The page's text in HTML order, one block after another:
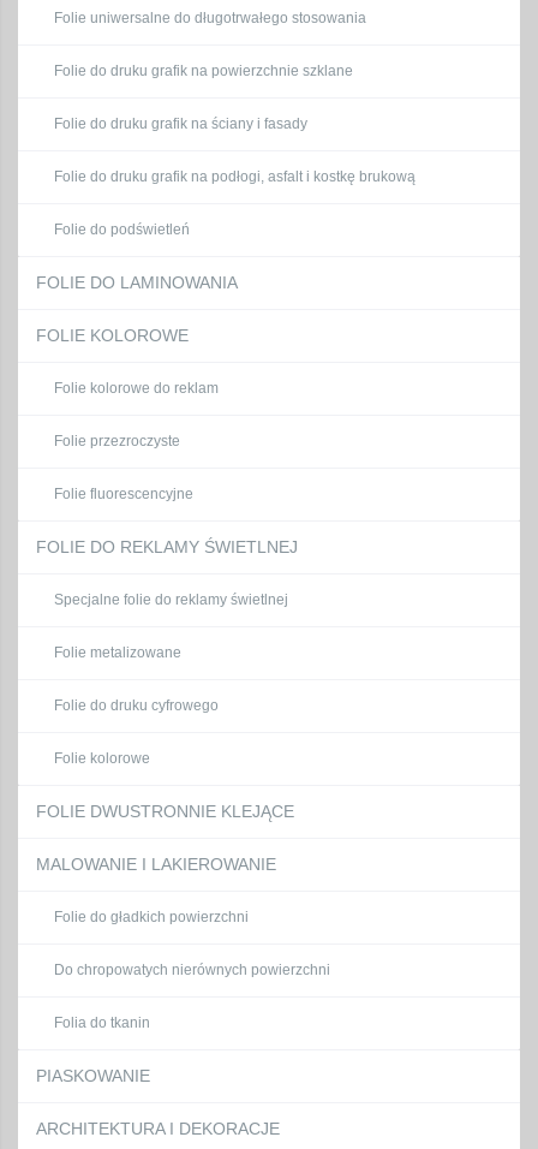
Folie uniwersalne do długotrwałego stosowania
Folie do druku grafik na powierzchnie szklane
Folie do druku grafik na ściany i fasady
Folie do druku grafik na podłogi, asfalt i kostkę brukową
Folie do podświetleń
FOLIE DO LAMINOWANIA
FOLIE KOLOROWE
Folie kolorowe do reklam
Folie przezroczyste
Folie fluorescencyjne
FOLIE DO REKLAMY ŚWIETLNEJ
Specjalne folie do reklamy świetlnej
Folie metalizowane
Folie do druku cyfrowego
Folie kolorowe
FOLIE DWUSTRONNIE KLEJĄCE
MALOWANIE I LAKIEROWANIE
Folie do gładkich powierzchni
Do chropowatych nierównych powierzchni
Folia do tkanin
PIASKOWANIE
ARCHITEKTURA I DEKORACJE